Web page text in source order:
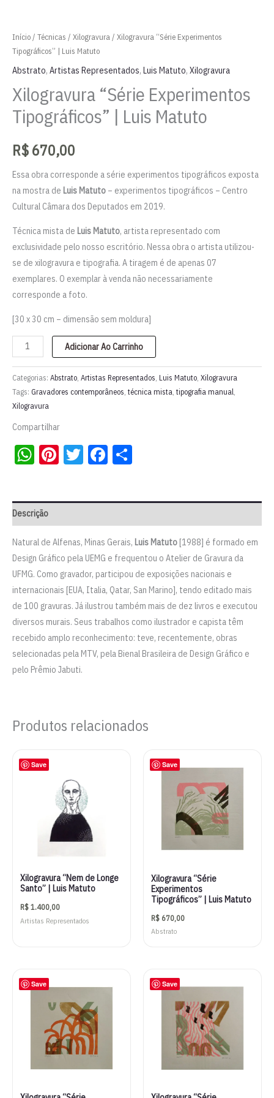
Início/ Técnicas / Xilogravura/ Xilogravura “Série Experimentos
Tipográficos” | Luis Matuto
Abstrato, Artistas Representados, Luis Matuto, Xilogravura
Xilogravura “Série Experimentos
Tipográficos” | Luis Matuto
R$670,00
Essa obra corresponde a série experimentos tipográficos exposta
na mostra de Luis Matuto – experimentos tipográficos – Centro
Cultural Câmara dos Deputados em 2019.
Técnica mista de Luis Matuto, artista representado com
exclusividade pelo nosso escritório. Nessa obra o artista utilizou-
se de xilogravura e tipografia. A tiragem é de apenas 07
exemplares. O exemplar à venda não necessariamente
corresponde a foto.
[30 x 30 cm – dimensão sem moldura]
Xilogravura
"Série
Experimentos
Tipográficos"
|
Luis
quantidade
Adicionar Ao Carrinho
Categorias: Abstrato, Artistas Representados, Luis Matuto, Xilogravura
Tags: Gravadores contemporâneos, técnica mista, tipografia manual,
Xilogravura
Compartilhar
WhatsApp
Pinterest
TwitterFacebook
Descrição
Natural de Alfenas, Minas Gerais, Luis Matuto [1988] é formado em
Design Gráfico pela UEMG e frequentou o Atelier de Gravura da
UFMG. Como gravador, participou de exposições nacionais e
internacionais [EUA, Italia, Qatar, San Marino], tendo editado mais
de 100 gravuras. Já ilustrou também mais de dez livros e executou
diversos murais. Seus trabalhos como ilustrador e capista têm
recebido amplo reconhecimento: teve, recentemente, obras
selecionadas pela MTV, pela Bienal Brasileira de Design Gráfico e
pelo Prêmio Jabuti.
Produtos relacionados
Save
Xilogravura “Nem de Longe
Santo” | Luis Matuto
R$1.400,00
Artistas Representados
Save
Xilogravura “Série
Experimentos
Tipográficos” | Luis Matuto
R$ 670,00
Abstrato
Save Save